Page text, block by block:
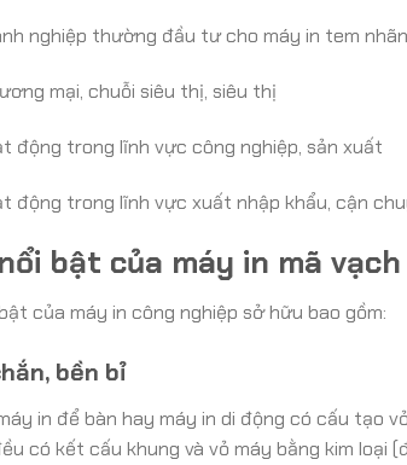
nghiệp thường đầu tư cho máy in tem
mại, chuỗi siêu thị, siêu thị
động trong lĩnh vực công nghiệp, sản xuất
động trong lĩnh vực xuất nhập khẩu, cận
bật của máy in mã
của máy in công nghiệp sở hữu bao gồm:
bền bỉ
in để bàn hay máy in di động có cấu tạo
có kết cấu khung và vỏ máy bằng kim